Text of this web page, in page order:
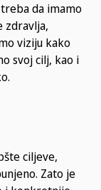
da imamo
zdravlja,
viziju kako
svoj cilj, kao i
ciljeve,
Zato je